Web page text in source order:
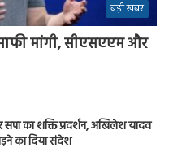
बड़ी खबर
मांगी, सीएसएएम और
सपा का शक्ति प्रदर्शन, अखिलेश यादव
का दिया संदेश